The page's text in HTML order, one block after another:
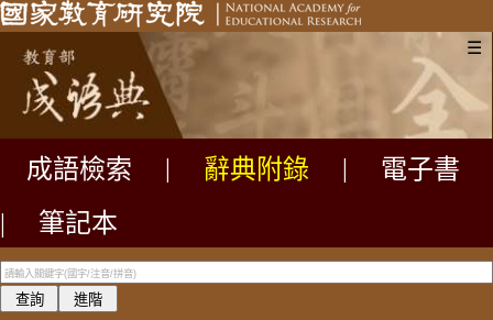
☰
成語檢索 辭典附錄
電子書
|
筆記本